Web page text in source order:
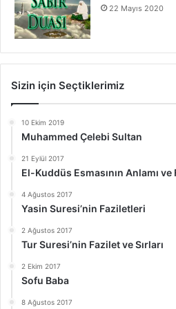
22 Mayıs 2020
Sizin için Seçtiklerimiz
10 Ekim 2019
Muhammed Çelebi Sultan
21 Eylül 2017
El-Kuddüs Esmasının Anlamı
4 Ağustos 2017
Yasin Suresi’nin Faziletleri
2 Ağustos 2017
Tur Suresi’nin Fazilet ve Sırları
2 Ekim 2017
Sofu Baba
8 Ağustos 2017